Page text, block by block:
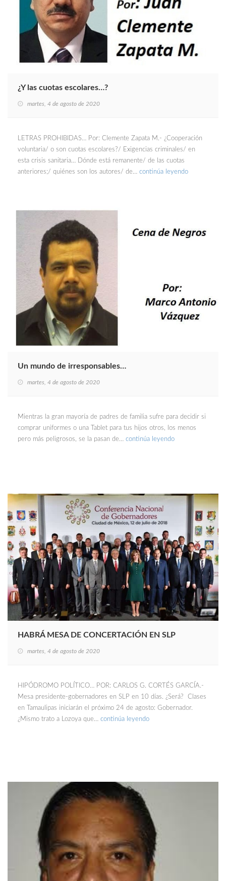
¿Y las cuotas escolares…?
martes, 4 de agosto de 2020
LETRAS PROHIBIDAS… Por: Clemente Zapata M.- ¿Cooperación
voluntaria/ o son cuotas escolares?/ Exigencias criminales/ en
esta crisis sanitaria… Dónde está remanente/ de las cuotas
anteriores;/ quiénes son los autores/ de… continúa leyendo
Un mundo de irresponsables…
martes, 4 de agosto de 2020
Mientras la gran mayoría de padres de familia sufre para decidir si
comprar uniformes o una Tablet para tus hijos otros, los menos
pero más peligrosos, se la pasan de… continúa leyendo
HABRÁ MESA DE CONCERTACIÓN EN SLP
martes, 4 de agosto de 2020
HIPÓDROMO POLÍTICO… POR: CARLOS G. CORTÉS GARCÍA.-
Mesa presidente-gobernadores en SLP en 10 días. ¿Será? Clases
en Tamaulipas iniciarán el próximo 24 de agosto: Gobernador.
¿Mismo trato a Lozoya que… continúa leyendo